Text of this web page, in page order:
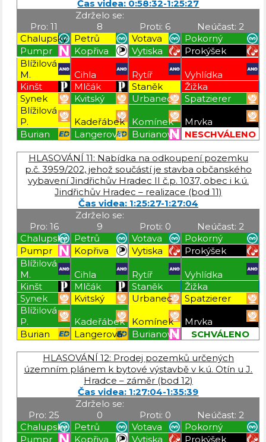
Čas videa: 0:58:32-1:25:27
Pro: 11
Zdrželo se:
8
Proti: 6
Neúčast: 2
Chalupský
Petrů Votava
Pokorný
Pumpr
Kopřiva Vytiska
Prokýšek
Blížilová
M.
Cihla Rytíř
Vyhlídka
Kinšt
Mlčák Staněk
Žižka
Synek
Kvitský Urbanec
Spatzierer
Blížilová
P.
Kadeřábek Komínek
Mrvka
Burian
Langerová Burianová
NESCHVÁLENO
HLASOVÁNÍ 11: Nabídka na odkoupení pozemku
p.č. 3959/202, jehož součástí je stavba občanského
vybavení Jindřichův Hradec II č.p. 1037, obec i k.ú.
Jindřichův Hradec – realizace (bod 11)
Čas videa: 1:25:27-1:27:04
Pro: 16
Zdrželo se:
9
Proti: 0
Neúčast: 2
Chalupský
Petrů Votava
Pokorný
Pumpr
Kopřiva Vytiska
Prokýšek
Blížilová
M.
Cihla Rytíř
Vyhlídka
Kinšt
Mlčák Staněk
Žižka
Synek
Kvitský Urbanec
Spatzierer
Blížilová
P.
Kadeřábek Komínek
Mrvka
Burian
Langerová Burianová
SCHVÁLENO
HLASOVÁNÍ 12: Prodej pozemků určených
územním plánem k bytové výstavbě v k.ú. Otín u J.
Hradce – záměr (bod 12)
Čas videa: 1:27:04-1:35:39
Pro: 25
Zdrželo se:
0
Proti: 0
Neúčast: 2
Chalupský
Petrů Votava
Pokorný
Pumpr
Kopřiva Vytiska
Prokýšek